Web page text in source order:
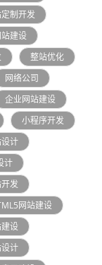
制开发
建设
整站优化
网络公司
企业网站建设
小程序开发
计
计
发
网站建设
设
计